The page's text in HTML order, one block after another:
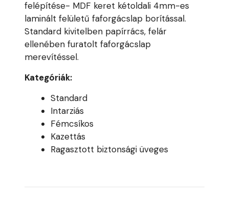
felépítése- MDF keret kétoldali 4mm-es
laminált felületű faforgácslap borítással.
Standard kivitelben papírrács, felár
ellenében furatolt faforgácslap
merevítéssel.
Kategóriák:
Standard
Intarziás
Fémcsíkos
Kazettás
Ragasztott biztonsági üveges